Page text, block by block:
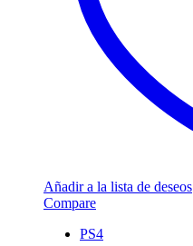
Añadir a la lista de deseos
Compare
PS4